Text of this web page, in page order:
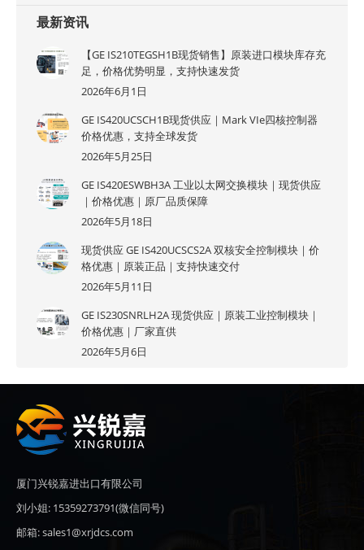
最新资讯
【GE IS210TEGSH1B现货销售】原装进口模块库存充
足，价格优势明显，支持快速发货
2026年6月1日
GE IS420UCSCH1B现货供应｜Mark VIe四核控制器
价格优惠，支持全球发货
2026年5月25日
GE IS420ESWBH3A 工业以太网交换模块｜现货供应
｜价格优惠｜原厂品质保障
2026年5月18日
现货供应 GE IS420UCSCS2A 双核安全控制模块｜价
格优惠｜原装正品｜支持快速交付
2026年5月11日
GE IS230SNRLH2A 现货供应｜原装工业控制模块｜
价格优惠｜厂家直供
2026年5月6日
厦门兴锐嘉进出口有限公司
刘小姐: 15359273791(微信同号)
邮箱: sales1@xrjdcs.com